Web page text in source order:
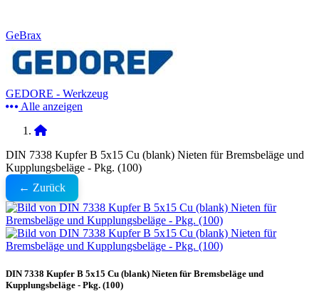
GeBrax
GEDORE - Werkzeug
Alle anzeigen
DIN 7338 Kupfer B 5x15 Cu (blank) Nieten für Bremsbeläge und
Kupplungsbeläge - Pkg. (100)
← Zurück
DIN 7338 Kupfer B 5x15 Cu (blank) Nieten für Bremsbeläge und
Kupplungsbeläge - Pkg. (100)